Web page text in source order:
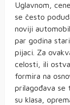
Uglavnom,
se često
noviji
par godina
pijaci. Za
celosti, ili
formira na
prilagođava se
su klasa,